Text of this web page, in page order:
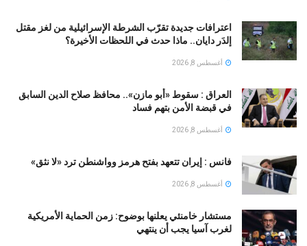
اعترافات جديدة تقرّب الشرطة الإسرائيلية من لغز مقتل
إلدَر دايان.. ماذا حدث في اللحظات الأخيرة؟
أغسطس 8, 2026
العراق : سقوط «أبو مازن».. محافظ صلاح الدين السابق
في قبضة الأمن بتهم فساد
أغسطس 8, 2026
فانس : إيران تتعهد بفتح هرمز وواشنطن ترد «لا نثق»
أغسطس 8, 2026
مستشار خامنئي يعلنها بوضوح: زمن الحماية الأمريكية
لغرب آسيا يجب أن ينتهي